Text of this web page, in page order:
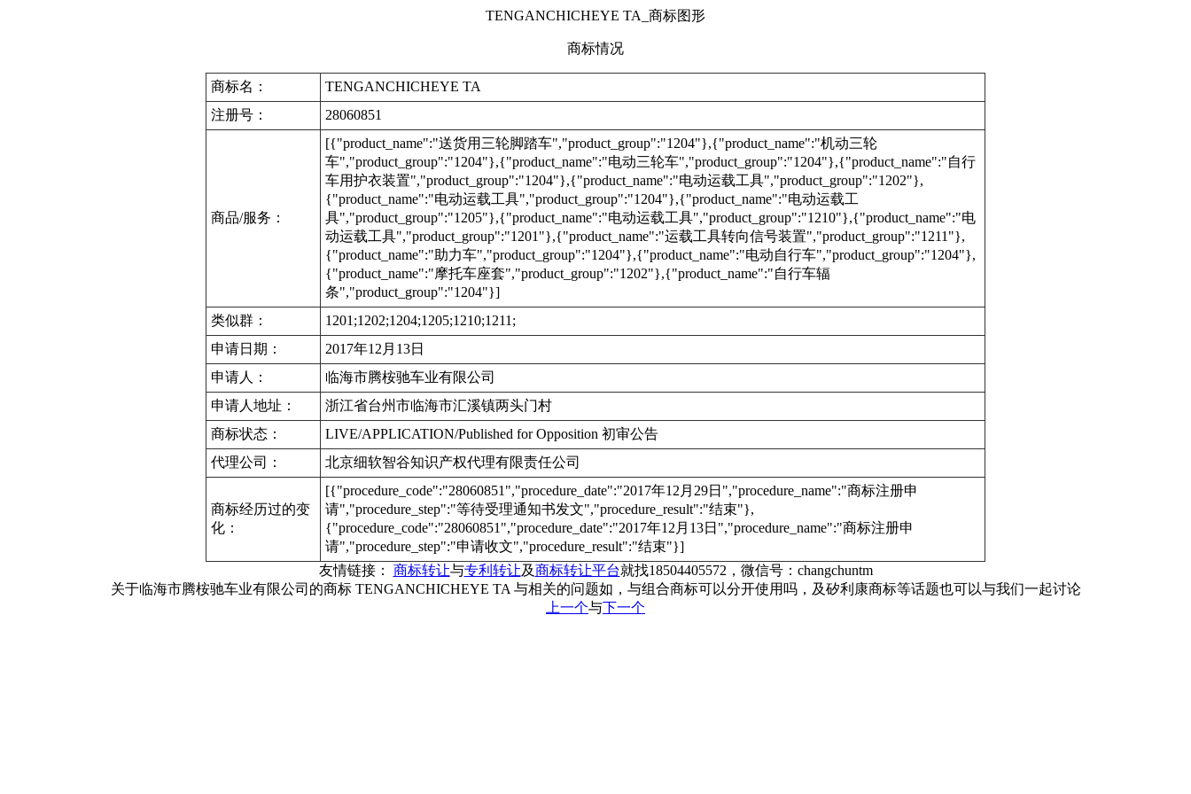
TENGANCHICHEYE TA_商标图形
商标情况
商标名：
TENGANCHICHEYE TA
注册号：
28060851
商品/服务：
[{"product_name":"送货用三轮脚踏车","product_group":"1204"},{"product_name":"机动三轮
车","product_group":"1204"},{"product_name":"电动三轮车","product_group":"1204"},{"product_name":"自行
车用护衣装置","product_group":"1204"},{"product_name":"电动运载工具","product_group":"1202"},
{"product_name":"电动运载工具","product_group":"1204"},{"product_name":"电动运载工
具","product_group":"1205"},{"product_name":"电动运载工具","product_group":"1210"},{"product_name":"电
动运载工具","product_group":"1201"},{"product_name":"运载工具转向信号装置","product_group":"1211"},
{"product_name":"助力车","product_group":"1204"},{"product_name":"电动自行车","product_group":"1204"},
{"product_name":"摩托车座套","product_group":"1202"},{"product_name":"自行车辐
条","product_group":"1204"}]
类似群：
1201;1202;1204;1205;1210;1211;
申请日期：
2017年12月13日
申请人：
临海市腾桉驰车业有限公司
申请人地址：
浙江省台州市临海市汇溪镇两头门村
商标状态：
LIVE/APPLICATION/Published for Opposition 初审公告
代理公司：
北京细软智谷知识产权代理有限责任公司
商标经历过的变
化：
[{"procedure_code":"28060851","procedure_date":"2017年12月29日","procedure_name":"商标注册申
请","procedure_step":"等待受理通知书发文","procedure_result":"结束"},
{"procedure_code":"28060851","procedure_date":"2017年12月13日","procedure_name":"商标注册申
请","procedure_step":"申请收文","procedure_result":"结束"}]
友情链接： 商标转让与专利转让及商标转让平台就找18504405572，微信号：changchuntm
关于临海市腾桉驰车业有限公司的商标 TENGANCHICHEYE TA 与相关的问题如，与组合商标可以分开使用吗，及矽利康商标等话题也可以与我们一起讨论
上一个与下一个